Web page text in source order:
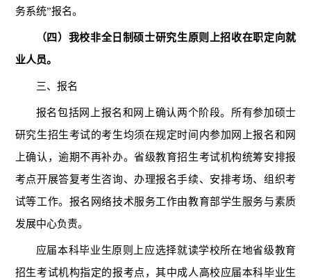
务系统”报名。
（四）我校非全日制硕士研究生原则上招收在职定向就
业人员。
三、报名
报名包括网上报名和网上确认两个阶段。所有参加硕士
研究生招生考试的考生均须在规定时间内参加 网上报名和网
上确认 ，逾期不再补办。省级教育招生考试机构统筹安排报
考点开展答复考生咨询、办理报名手续、安排考场、组织考
试等工作。报名网络技术服务工作由教育部学生服务与素质
发展中心负责。
应届本科毕业生原则上应选择就读学校所在地省级教育
招生考试机构指定的报考点 ，其中成人高校应届本科毕业生